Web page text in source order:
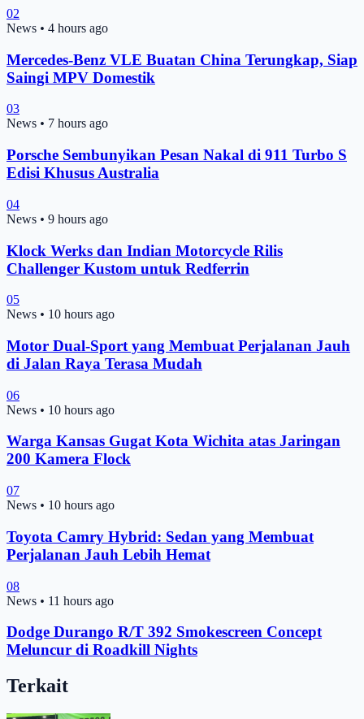
02
News • 4 hours ago
Mercedes-Benz VLE Buatan China Terungkap, Siap
Saingi MPV Domestik
03
News • 7 hours ago
Porsche Sembunyikan Pesan Nakal di 911 Turbo S
Edisi Khusus Australia
04
News • 9 hours ago
Klock Werks dan Indian Motorcycle Rilis
Challenger Kustom untuk Redferrin
05
News • 10 hours ago
Motor Dual-Sport yang Membuat Perjalanan Jauh
di Jalan Raya Terasa Mudah
06
News • 10 hours ago
Warga Kansas Gugat Kota Wichita atas Jaringan
200 Kamera Flock
07
News • 10 hours ago
Toyota Camry Hybrid: Sedan yang Membuat
Perjalanan Jauh Lebih Hemat
08
News • 11 hours ago
Dodge Durango R/T 392 Smokescreen Concept
Meluncur di Roadkill Nights
Terkait